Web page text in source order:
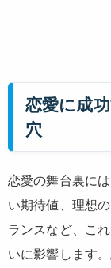
恋愛に成
穴
恋愛の舞台裏に
い期待値、理想
ランスなど、こ
いに影響します